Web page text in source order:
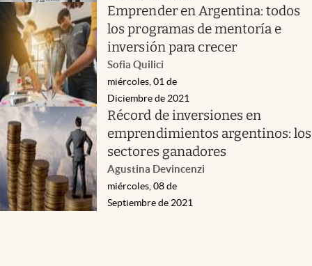
Emprender en Argentina: todos
los programas de mentoría e
inversión para crecer
Sofia Quilici
miércoles, 01 de
Diciembre de 2021
Récord de inversiones en
emprendimientos argentinos: los
sectores ganadores
Agustina Devincenzi
miércoles, 08 de
Septiembre de 2021